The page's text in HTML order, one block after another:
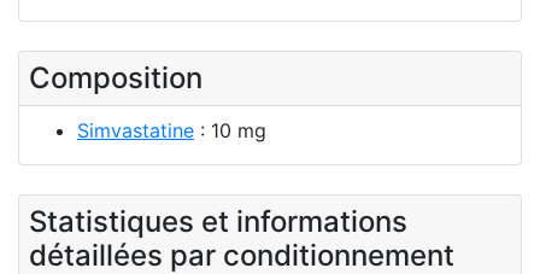
Composition
Simvastatine : 10 mg
Statistiques et informations
détaillées par conditionnement